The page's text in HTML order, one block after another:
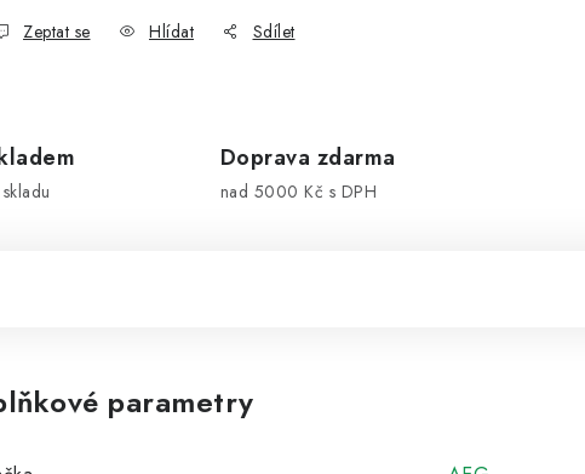
Zeptat se Hlídat Sdílet
Doprava zdarma
nad 5000 Kč s DPH
parametry